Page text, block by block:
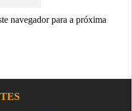
navegador para a próxima